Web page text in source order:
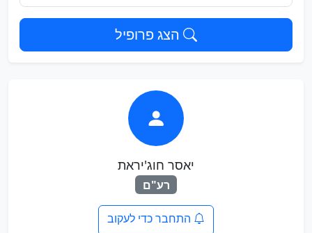
הצג פרופיל
יאסר חוג'יראת
רע"ם
התחבר כדי לעקוב